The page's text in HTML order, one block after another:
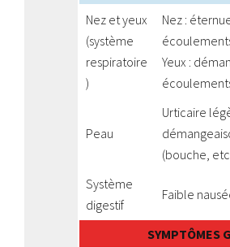
Nez et yeux
(système
respiratoire
)
Nez :
Yeux :
Peau
Urticaire
(bouche,
Système
digestif
Faible
SYMPTÔMES